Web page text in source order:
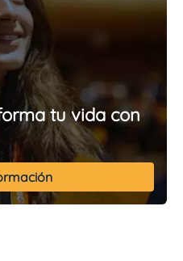
tu vida con